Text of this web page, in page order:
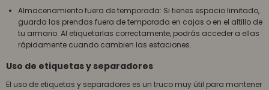
Almacenamiento fuera de temporada: Si tienes espacio limitado,
guarda las prendas fuera de temporada en cajas o en el altillo de
tu armario. Al etiquetarlas correctamente, podrás acceder a ellas
rápidamente cuando cambien las estaciones.
Uso de etiquetas y separadores
El uso de etiquetas y separadores es un truco muy útil para mantener